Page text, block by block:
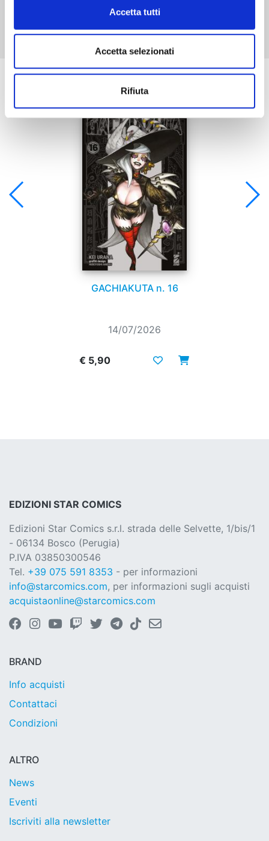
Accetta tutti
Accetta selezionati
Rifiuta
Mostra tutto
Se ti è piaciuto prova anche:
GACHIAKUTA n. 16
14/07/2026
€ 5,90
EDIZIONI STAR COMICS
Edizioni Star Comics s.r.l. strada delle Selvette, 1/bis/1
- 06134 Bosco (Perugia)
P.IVA 03850300546
Tel. +39 075 591 8353 - per informazioni
info@starcomics.com, per informazioni sugli acquisti
acquistaonline@starcomics.com
BRAND
Info acquisti
Contattaci
Condizioni
ALTRO
News
Eventi
Iscriviti alla newsletter